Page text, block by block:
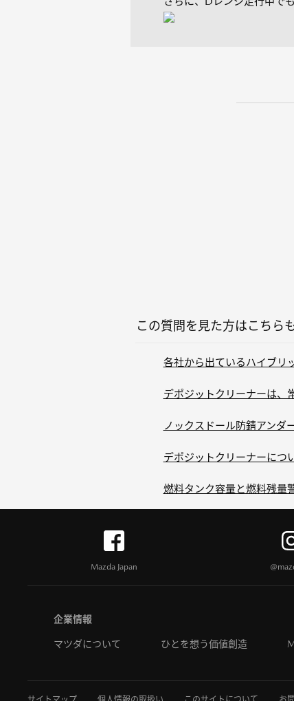
この質問を見た方はこちら
各社から出ているハイブリ
デポジットクリーナーは、
ノックスドール防錆アンダ
デポジットクリーナーにつ
燃料タンク容量と燃料残量
Mazda Japan
企業情報
マツダについて ひとを想う価値創造